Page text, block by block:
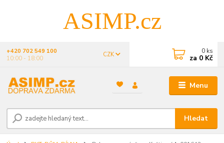
ASIMP.cz
Menu
CZK
Hledat
+420 702 549 100
10:00 - 18:00
0 ks
za 0 Kč